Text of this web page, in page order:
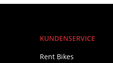
KUNDENSERVICE
Rent Bikes